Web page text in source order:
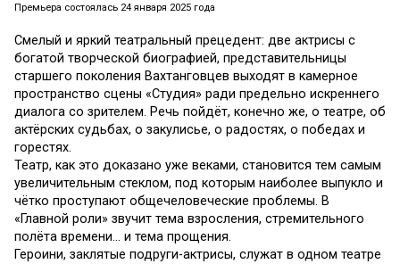
Смелый и яркий театральный прецедент: две актрисы с
богатой творческой биографией, представительницы
старшего поколения Вахтанговцев выходят в камерное
пространство сцены «Студия» ради предельно искреннего
диалога со зрителем. Речь пойдёт, конечно же, о театре, об
актёрских судьбах, о закулисье, о радостях, о победах и
горестях.
Театр, как это доказано уже веками, становится тем самым
увеличительным стеклом, под которым наиболее выпукло и
чётко проступают общечеловеческие проблемы. В
«Главной роли» звучит тема взросления, стремительного
полёта времени… и тема прощения.
Героини, заклятые подруги-актрисы, служат в одном театре
Премьера состоялась 24 января 2025 года